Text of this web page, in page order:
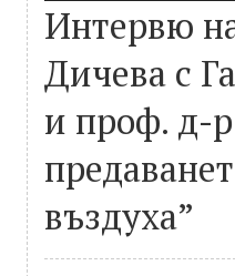
Интервю
Дичева с
и проф. д-
въздуха”